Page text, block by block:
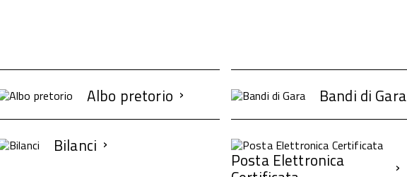
Albo pretorio Bandi di Gara
Bilanci
Posta Elettronica